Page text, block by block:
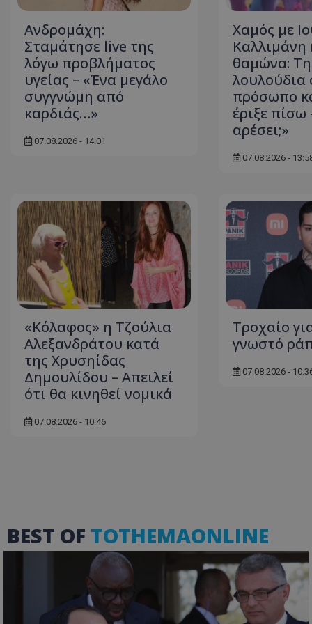
Ανδρομάχη:
Σταμάτησε live της
λόγω προβλήματος
υγείας – «Ένα μεγάλο
συγγνώμη από
καρδιάς…»
07.08.2026 - 14:01
Χαμός με
Καλλιμάνη
θαμώνα:
λουλούδια
πρόσωπο
έριξε πίσω
αρέσει;»
07.08.2026 -
«Κόλαφος» η Τζούλια
Αλεξανδράτου κατά
της Χρυσηίδας
Δημουλίδου – Απειλεί
ότι θα κινηθεί νομικά
07.08.2026 - 10:46
Τροχαίο
γνωστό
07.08.2026 -
BEST OF TOTHEMAONLINE
__cf_bm
__cf_bm